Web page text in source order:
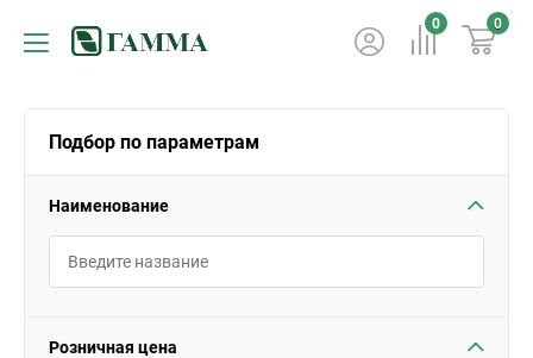
0 0
Подбор по параметрам
Наименование
Розничная цена